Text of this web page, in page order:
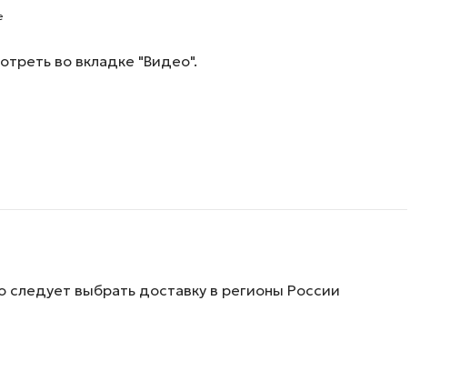
во вкладке "Видео".
выбрать доставку в регионы России